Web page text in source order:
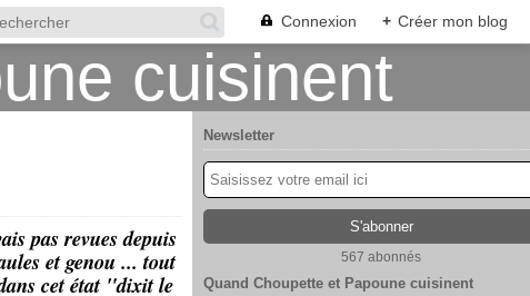
Connexion + Créer mon blog
pas revues depuis
et genou ... tout
cet état "dixit le
Newsletter
567 abonnés
Quand Choupette et Papoune cuisinent